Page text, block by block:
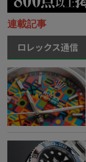
連載記事
ロレックス通信